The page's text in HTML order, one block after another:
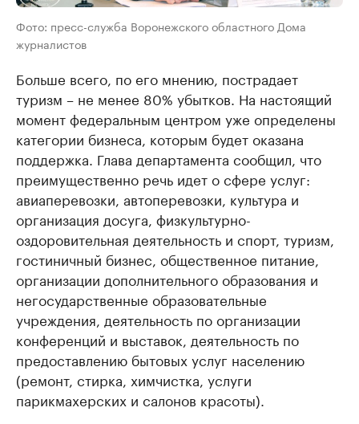
Фото: пресс-служба Воронежского областного Дома
журналистов
Больше всего, по его мнению, пострадает
туризм – не менее 80% убытков. На настоящий
момент федеральным центром уже определены
категории бизнеса, которым будет оказана
поддержка. Глава департамента сообщил, что
преимущественно речь идет о сфере услуг:
авиаперевозки, автоперевозки, культура и
организация досуга, физкультурно-
оздоровительная деятельность и спорт, туризм,
гостиничный бизнес, общественное питание,
организации дополнительного образования и
негосударственные образовательные
учреждения, деятельность по организации
конференций и выставок, деятельность по
предоставлению бытовых услуг населению
(ремонт, стирка, химчистка, услуги
парикмахерских и салонов красоты).